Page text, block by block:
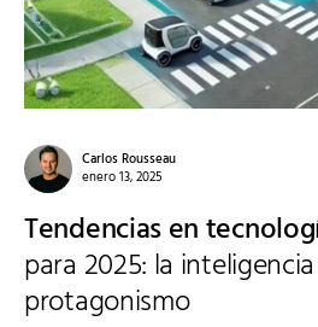
Carlos Rousseau
enero 13, 2025
Tendencias en
para 2025: la
protagonismo